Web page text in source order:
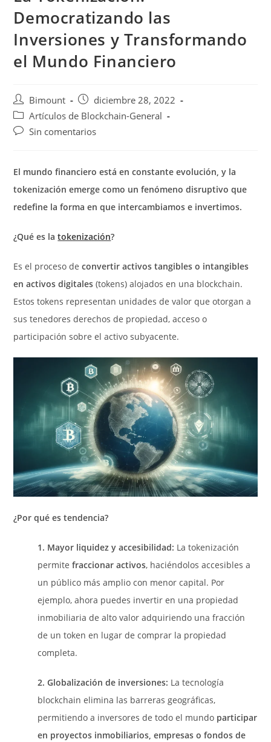
Democratizando las
Inversiones y Transformando
el Mundo Financiero
Autor
de
la
entrada:
Bimount
Publicación
de
entrada:
diciembre 28, 2022
Categoría
de
Artículos de Blockchain-General
Comentarios
entrada:
Sin comentarios
El mundo financiero está en constante evolución, y la
tokenización emerge como un fenómeno disruptivo que
redefine la forma en que intercambiamos e invertimos.
¿Qué es latokenización?
Es el proceso deconvertir activos tangibles o intangibles
en activos digitales (tokens) alojados en una blockchain.
Estos tokens representan unidades de valor que otorgan a
sus tenedores derechos de propiedad, acceso o
participación sobre el activo subyacente.
¿Por qué es tendencia?
1. Mayor liquidez y accesibilidad: La tokenización
permitefraccionar activos, haciéndolos accesibles a
un público más amplio con menor capital. Por
ejemplo, ahora puedes invertir en una propiedad
inmobiliaria de alto valor adquiriendo una fracción
de un token en lugar de comprar la propiedad
completa.
2. Globalización de inversiones: La tecnología
blockchain elimina las barreras geográficas,
permitiendo a inversores de todo el mundo participar
en proyectos inmobiliarios, empresas o fondos de